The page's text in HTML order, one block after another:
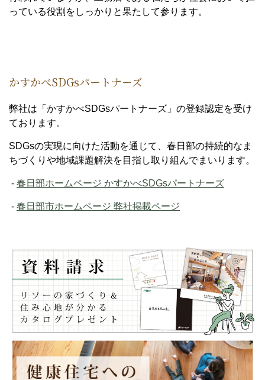
っている役割をしっかりと果たして参ります。
かすかべSDGsパートナーズ
弊社は「かすかべSDGsパートナーズ」の登録認定を受け
ております。
SDGsの実現に向けた活動を通じて、春日部の持続的なま
ちづくりや地域課題解決を目指し取り組んでまいります。
- 春日部ホームページ かすかべSDGsパートナーズ
- 春日部市ホームページ 弊社掲載ページ